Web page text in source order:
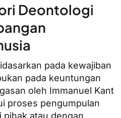
Deontologi
pada kewajiban
pada keuntungan
oleh Immanuel Kant
proses pengumpulan
pihak atau dengan